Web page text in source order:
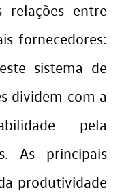
relações entre
fornecedores:
sistema de
dividem com a
pela
As principais
produtividade